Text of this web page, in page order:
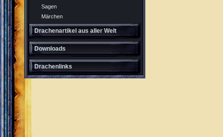
Sagen
Märchen
Drachenartikel aus aller Welt
Downloads
Drachenlinks